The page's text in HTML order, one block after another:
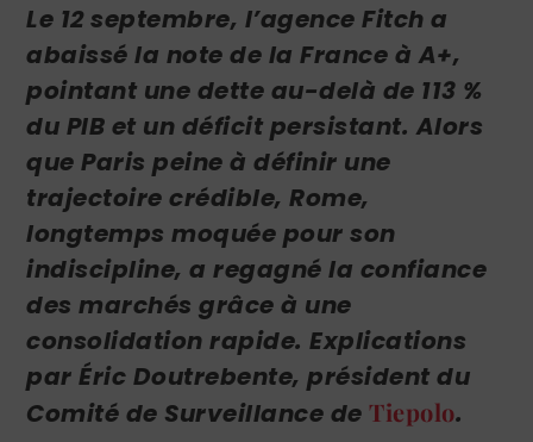
Le 12 septembre, l’agence Fitch a
abaissé la note de la France à A+,
pointant une dette au-delà de 113 %
du PIB et un déficit persistant. Alors
que Paris peine à définir une
trajectoire crédible, Rome,
longtemps moquée pour son
indiscipline, a regagné la confiance
des marchés grâce à une
consolidation rapide. Explications
par Éric Doutrebente, président du
Comité de Surveillance deTiepolo.